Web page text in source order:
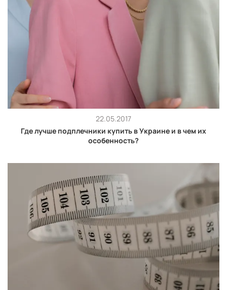
22.05.2017
Где лучше подплечники купить в Украине и в чем их
особенность?